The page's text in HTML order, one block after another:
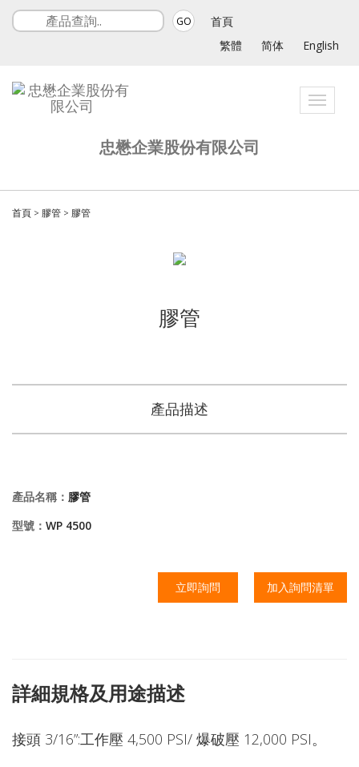
GO
首頁
繁體
简体 English
Toggle
忠懋企業股份有限公司
首頁 > 膠管 > 膠管
膠管
產品描述
產品名稱： 膠管
型號： WP 4500
立即詢問 加入詢問清單
詳細規格及用途描述
接頭 3/16”:工作壓 4,500 PSI/ 爆破壓 12,000 PSI。